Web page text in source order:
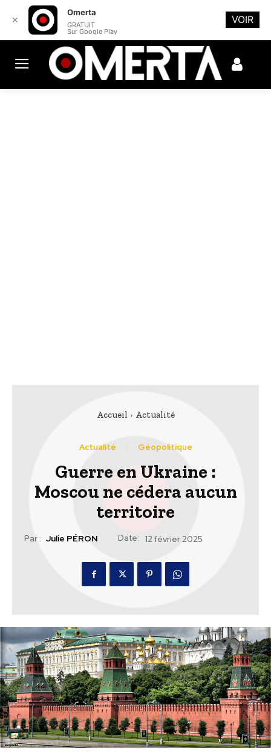
Accueil Actualité
Actualité Géopolitique
Guerre en Ukraine :
Moscou ne cédera aucun
territoire
Par : Julie PÉRON Date: 12 février 2025
✕
Omerta
GRATUIT
Sur Google Play
VOIR